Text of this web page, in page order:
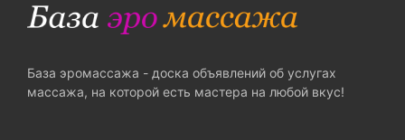
База эромассажа - доска объявлений об услугах
массажа, на которой есть мастера на любой вкус!